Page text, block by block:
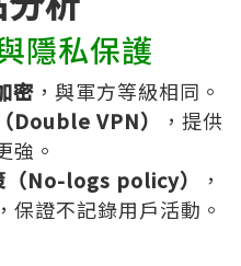
隱私保護
密 ，與軍方等級相同。
Double VPN）
，提供
強。
（No-logs policy）
，
保證不記錄用戶活動。